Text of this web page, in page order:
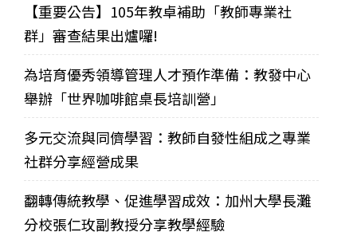
【重要公告】105年教卓補助「教師專業社
群」審查結果出爐囉!
為培育優秀領導管理人才預作準備：教發中心
舉辦「世界咖啡館桌長培訓營」
多元交流與同儕學習：教師自發性組成之專業
社群分享經營成果
翻轉傳統教學、促進學習成效：加州大學長灘
分校張仁玫副教授分享教學經驗